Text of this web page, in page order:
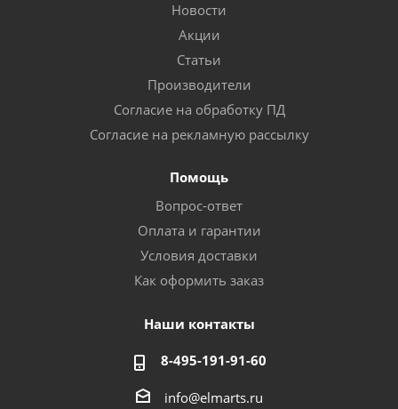
Новости
Акции
Статьи
Производители
Согласие на обработку ПД
Согласие на рекламную рассылку
Помощь
Вопрос-ответ
Оплата и гарантии
Условия доставки
Как оформить заказ
Наши контакты
8-495-191-91-60
info@elmarts.ru